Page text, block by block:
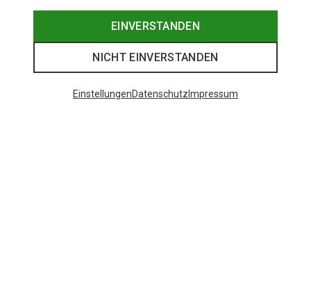
EINVERSTANDEN
NICHT EINVERSTANDEN
EinstellungenDatenschutz Impressum